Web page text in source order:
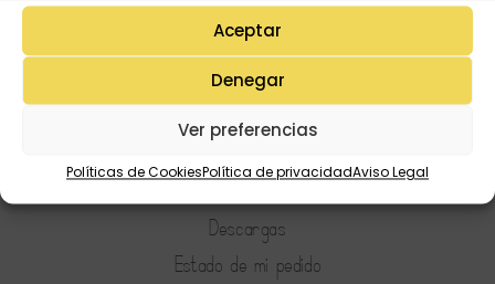
Aceptar
Denegar
Ver preferencias
Políticas de CookiesPolítica de privacidadAviso Legal
Mi Cuenta
Descargas
Estado de mi pedido